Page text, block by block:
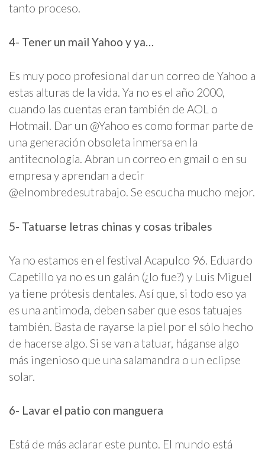
tanto proceso.
4- Tener un mail Yahoo y ya…
Es muy poco profesional dar un correo de Yahoo a
estas alturas de la vida. Ya no es el año 2000,
cuando las cuentas eran también de AOL o
Hotmail. Dar un @Yahoo es como formar parte de
una generación obsoleta inmersa en la
antitecnología. Abran un correo en gmail o en su
empresa y aprendan a decir
@elnombredesutrabajo. Se escucha mucho mejor.
5- Tatuarse letras chinas y cosas tribales
Ya no estamos en el festival Acapulco 96. Eduardo
Capetillo ya no es un galán (¿lo fue?) y Luis Miguel
ya tiene prótesis dentales. Así que, si todo eso ya
es una antimoda, deben saber que esos tatuajes
también. Basta de rayarse la piel por el sólo hecho
de hacerse algo. Si se van a tatuar, háganse algo
más ingenioso que una salamandra o un eclipse
solar.
6- Lavar el patio con manguera
Está de más aclarar este punto. El mundo está